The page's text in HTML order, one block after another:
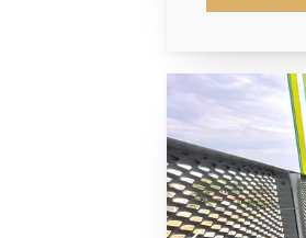
12 minutes en
cuisine
bénéficiant
ainsi que des
stationnement
PRINCIPALE